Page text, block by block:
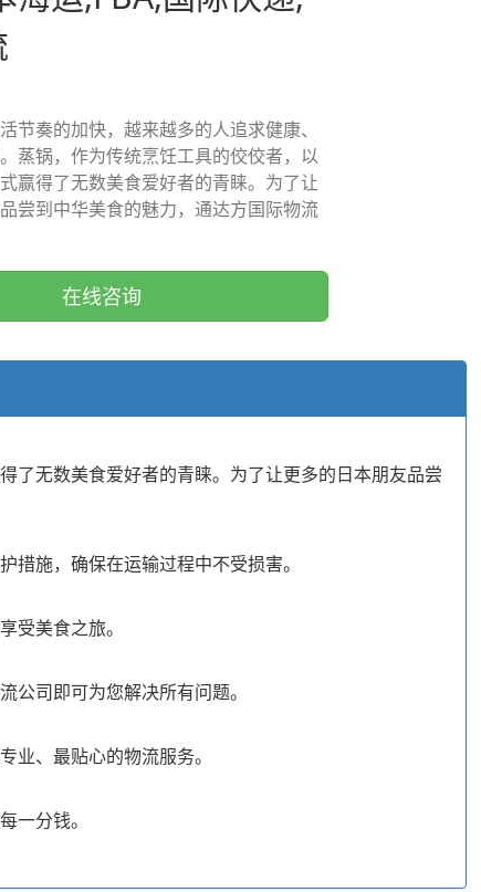
节奏的加快，越来越多的人追求健康、
蒸锅，作为传统烹饪工具的佼佼者，以
赢得了无数美食爱好者的青睐。为了让
尝到中华美食的魅力，通达方国际物流
在线咨询
了无数美食爱好者的青睐。为了让更多的日本朋友品尝
施，确保在运输过程中不受损害。
受美食之旅。
司即可为您解决所有问题。
、最贴心的物流服务。
一分钱。